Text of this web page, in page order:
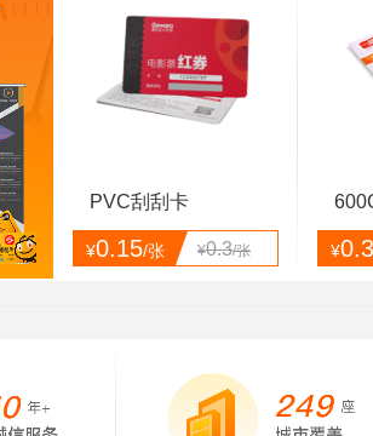
PVC刮刮卡
¥0.15/张 ¥0.3/张 ¥0.3